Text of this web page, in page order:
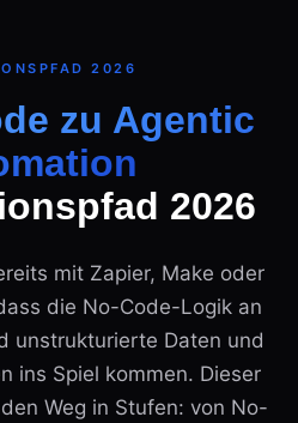
2026
zu Agentic
2026
mit Zapier, Make oder
die No-Code-Logik an
unstrukturierte Daten und
ins Spiel kommen. Dieser
Weg in Stufen: von No-